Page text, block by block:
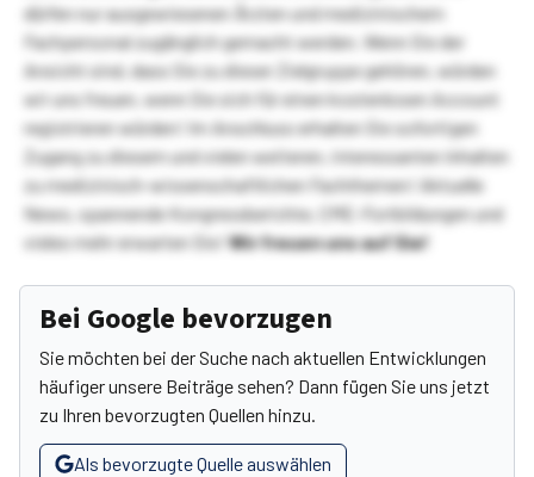
dürfen nur ausgewiesenen Ärzten und medizinischem
Fachpersonal zugänglich gemacht werden. Wenn Sie der
Ansicht sind, dass Sie zu dieser Zielgruppe gehören, würden
wir uns freuen, wenn Sie sich für einen kostenlosen Account
registrieren würden! Im Anschluss erhalten Sie sofortigen
Zugang zu diesem und vielen weiteren, interessanten Inhalten
zu medizinisch-wissenschaftlichen Fachthemen! Aktuelle
News, spannende Kongressberichte, CME-Fortbildungen und
vieles mehr erwarten Sie!Wir freuen uns auf Sie!
Bei Google bevorzugen
Sie möchten bei der Suche nach aktuellen Entwicklungen
häufiger unsere Beiträge sehen? Dann fügen Sie uns jetzt
zu Ihren bevorzugten Quellen hinzu.
Als bevorzugte Quelle auswählen